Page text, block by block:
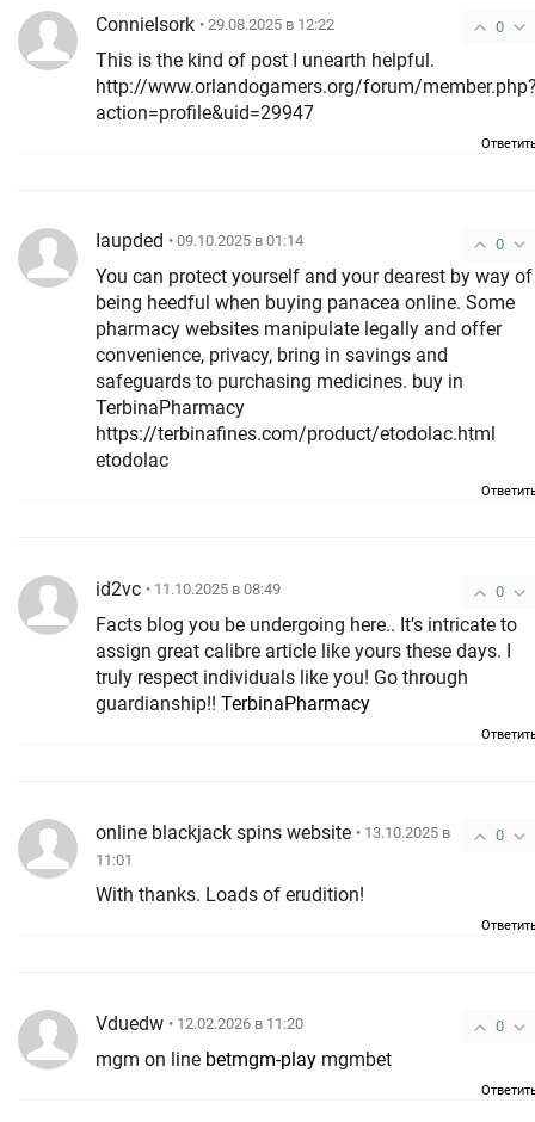
0
ConnieIsork • 29.08.2025 в 12:22
This is the kind of post I unearth helpful.
http://www.orlandogamers.org/forum/
action=profile&uid=29947
0
Iaupded • 09.10.2025 в 01:14
You can protect yourself and your dearest by way of
being heedful when buying panacea online. Some
pharmacy websites manipulate legally and offer
convenience, privacy, bring in savings and
safeguards to purchasing medicines. buy in
TerbinaPharmacy
https://terbinafines.com/product/etodolac.html
etodolac
0
id2vc • 11.10.2025 в 08:49
Facts blog you be undergoing here.. It’s intricate to
assign great calibre article like yours these days. I
truly respect individuals like you! Go through
guardianship!! TerbinaPharmacy
0
online blackjack spins website • 13.10.2025 в
11:01
With thanks. Loads of erudition!
0
Vduedw • 12.02.2026 в 11:20
mgm on line betmgm-play mgmbet